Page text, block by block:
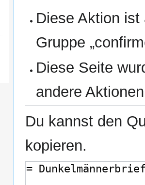
Diese Aktion
Gruppe
Diese Seite
andere
Du kannst den
kopieren.